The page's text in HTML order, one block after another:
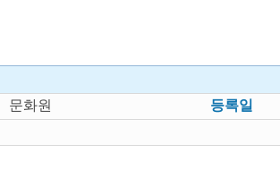
문화원 등록일